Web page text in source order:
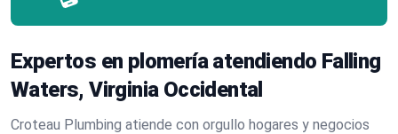
Expertos en plomería atendiendo Falling
Waters, Virginia Occidental
Croteau Plumbing atiende con orgullo hogares y negocios